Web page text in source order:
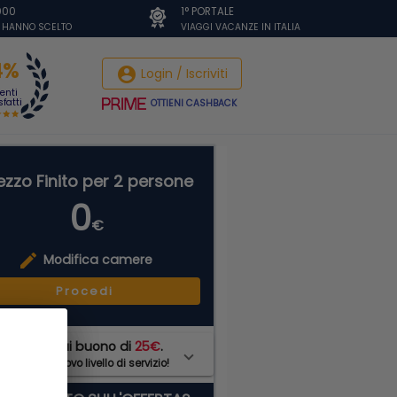
SCELTO
1° PORTALE
VIAGGI VACANZE IN ITALIA
account_circle Login / Iscriviti
OTTIENI CASHBACK
Finito per 2 persone
0€
edit Modifica camere
Procedi
hai buono di 25€.
ad un nuovo livello di servizio!